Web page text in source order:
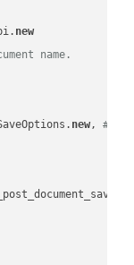
new
name.
new, #